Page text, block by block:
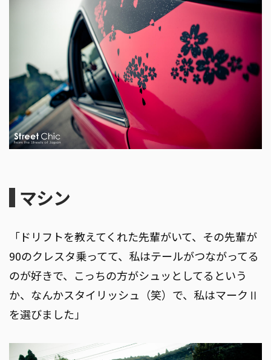
マシン
「ドリフトを教えてくれた先輩がいて、その先輩が
90のクレスタ乗ってて、私はテールがつながってる
のが好きで、こっちの方がシュッとしてるという
か、なんかスタイリッシュ（笑）で、私はマークⅡ
を選びました」